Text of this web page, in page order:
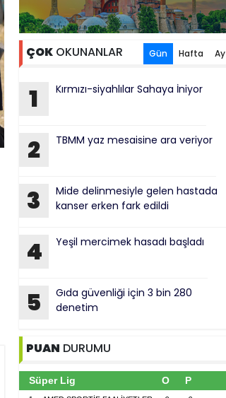
ÇOKOKUNANLAR Gün Hafta Ay
1 Kırmızı-siyahlılar Sahaya İniyor
2 TBMM yaz mesaisine ara veriyor
3
Mide delinmesiyle gelen hastada
kanser erken fark edildi
4 Yeşil mercimek hasadı başladı
5
Gıda güvenliği için 3 bin 280
denetim
PUAN DURUMU
Süper Lig O P